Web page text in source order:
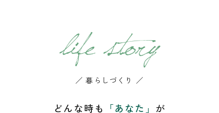
／ 暮らしづくり ／
どんな時も 「あなた」 が